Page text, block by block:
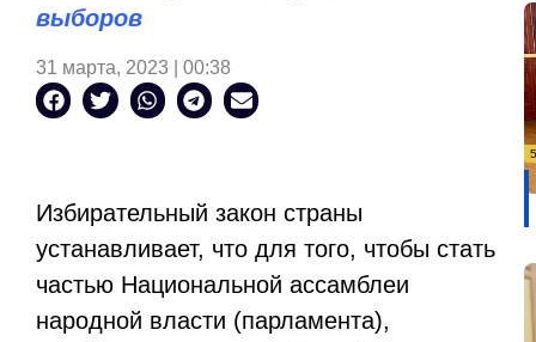
выборов
31 марта, 2023 | 00:38
Избирательный закон страны
устанавливает, что для того, чтобы стать
частью Национальной ассамблеи
народной власти (парламента),